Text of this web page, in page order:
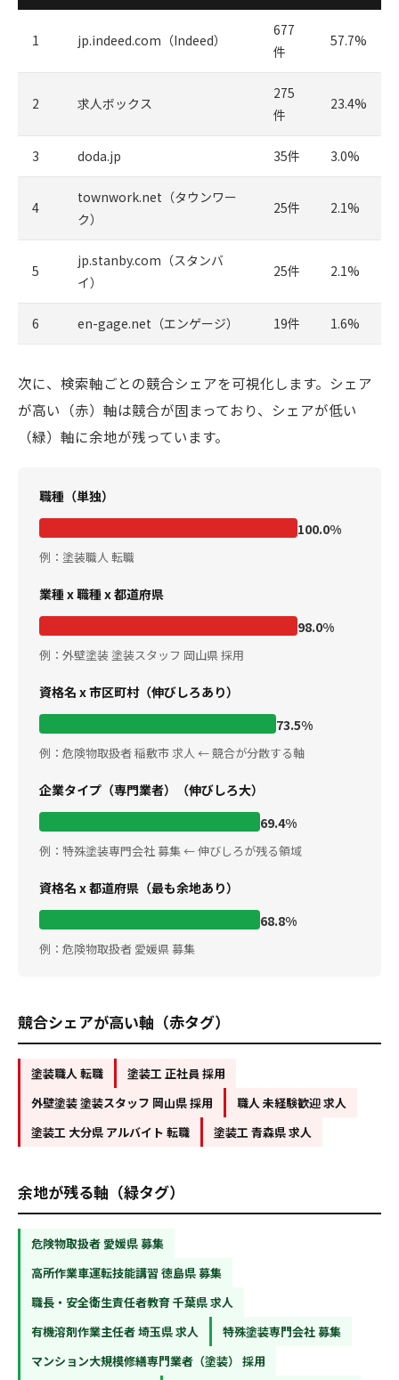
1 jp.indeed.com（Indeed）
677
件
57.7%
2 求人ボックス
275
件
23.4%
3 doda.jp 35件 3.0%
4
townwork.net（タウンワー
ク）
25件 2.1%
5
jp.stanby.com（スタンバ
イ）
25件 2.1%
6 en-gage.net（エンゲージ） 19件 1.6%
次に、検索軸ごとの競合シェアを可視化します。シェア
が高い（赤）軸は競合が固まっており、シェアが低い
（緑）軸に余地が残っています。
職種（単独）
100.0%
例：塗装職人 転職
業種 x 職種 x 都道府県
98.0%
例：外壁塗装 塗装スタッフ 岡山県 採用
資格名 x 市区町村（伸びしろあり）
73.5%
例：危険物取扱者 稲敷市 求人 ← 競合が分散する軸
企業タイプ（専門業者）（伸びしろ大）
69.4%
例：特殊塗装専門会社 募集 ← 伸びしろが残る領域
資格名 x 都道府県（最も余地あり）
68.8%
例：危険物取扱者 愛媛県 募集
競合シェアが高い軸（赤タグ）
塗装職人 転職
塗装工 正社員 採用
外壁塗装 塗装スタッフ 岡山県 採用
職人 未経験歓迎 求人
塗装工 大分県 アルバイト 転職
塗装工 青森県 求人
余地が残る軸（緑タグ）
危険物取扱者 愛媛県 募集
高所作業車運転技能講習 徳島県 募集
職長・安全衛生責任者教育 千葉県 求人
有機溶剤作業主任者 埼玉県 求人
特殊塗装専門会社 募集
マンション大規模修繕専門業者（塗装） 採用